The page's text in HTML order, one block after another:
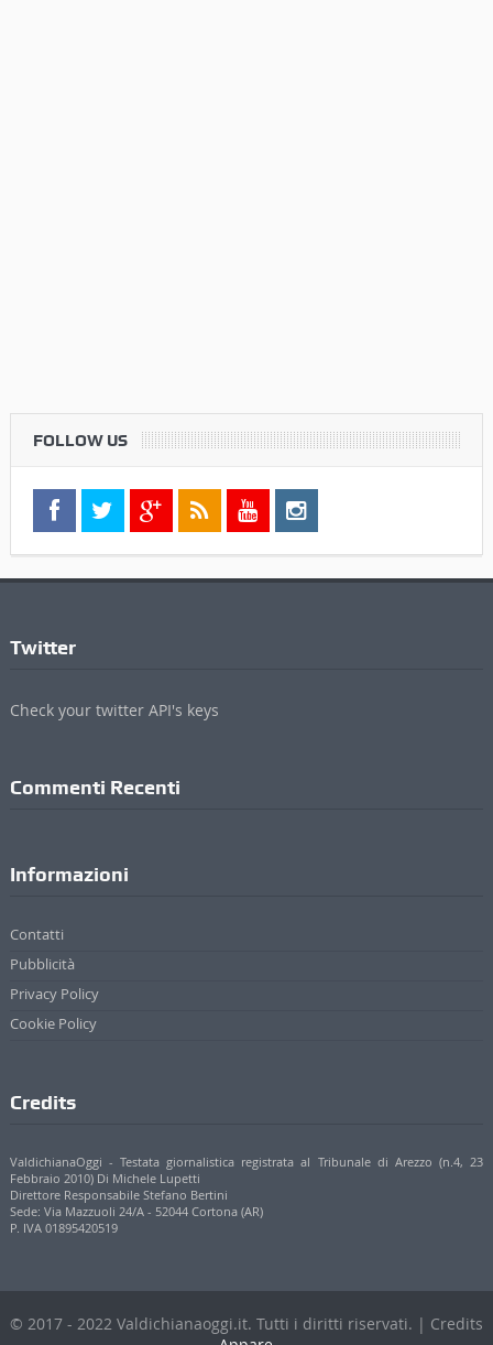
FOLLOW US
Twitter
Check your twitter API's keys
Commenti Recenti
Informazioni
Contatti
Pubblicità
Privacy Policy
Cookie Policy
Credits
ValdichianaOggi - Testata giornalistica registrata al Tribunale di Arezzo (n.4, 23
Febbraio 2010) Di Michele Lupetti
Direttore Responsabile Stefano Bertini
Sede: Via Mazzuoli 24/A - 52044 Cortona (AR)
P. IVA 01895420519
© 2017 - 2022 Valdichianaoggi.it. Tutti i diritti riservati. | Credits